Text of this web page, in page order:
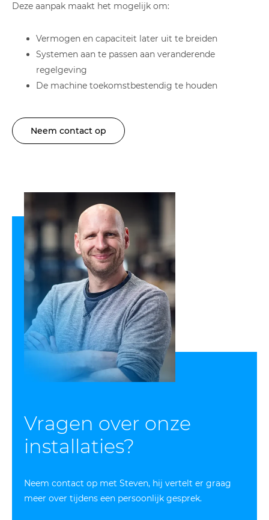
Deze aanpak maakt het mogelijk om:
Vermogen en capaciteit later uit te breiden
Systemen aan te passen aan veranderende
regelgeving
De machine toekomstbestendig te houden
Neem contact op
Vragen over onze
installaties?
Neem contact op met Steven, hij vertelt er graag
meer over tijdens een persoonlijk gesprek.